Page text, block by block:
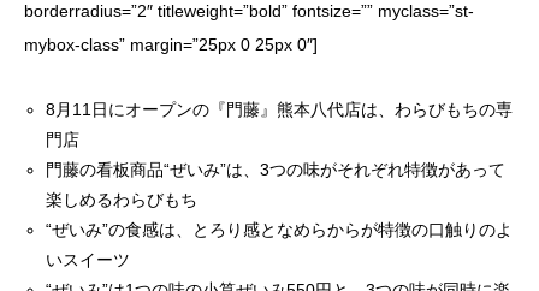
borderradius=”2″ titleweight=”bold” fontsize=”” myclass=”st-
mybox-class” margin=”25px 0 25px 0″]
8月11日にオープンの『門藤』熊本八代店は、わらびもちの専
門店
門藤の看板商品“ぜいみ”は、3つの味がそれぞれ特徴があって
楽しめるわらびもち
“ぜいみ”の食感は、とろり感となめらからが特徴の口触りのよ
いスイーツ